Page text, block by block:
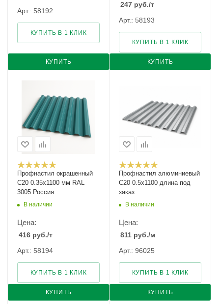
Арт.: 58192
КУПИТЬ
КУПИТЬ В 1 КЛИК
247 руб./т
Арт.: 58193
КУПИТЬ
КУПИТЬ В 1 КЛИК
Профнастил окрашенный
С20 0.35х1100 мм RAL
3005 Россия
В наличии
Цена:
416 руб./т
Арт.: 58194
КУПИТЬ
КУПИТЬ В 1 КЛИК
Профнастил алюминиевый
С20 0.5х1100 длина под
заказ
В наличии
Цена:
811 руб./м
Арт.: 96025
КУПИТЬ
КУПИТЬ В 1 КЛИК